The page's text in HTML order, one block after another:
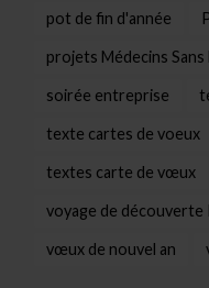
pot de fin d'année
projets Médecins
soirée entreprise
texte cartes de voeux
textes carte de vœux
voyage de découverte
vœux de nouvel an